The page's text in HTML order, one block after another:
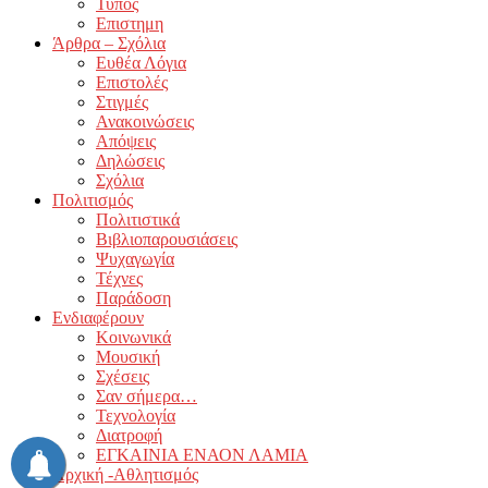
Τύπος
Επιστημη
Άρθρα – Σχόλια
Ευθέα Λόγια
Επιστολές
Στιγμές
Ανακοινώσεις
Απόψεις
Δηλώσεις
Σχόλια
Πολιτισμός
Πολιτιστικά
Βιβλιοπαρουσιάσεις
Ψυχαγωγία
Τέχνες
Παράδοση
Ενδιαφέρουν
Κοινωνικά
Μουσική
Σχέσεις
Σαν σήμερα…
Τεχνολογία
Διατροφή
ΕΓΚΑΙΝΙΑ ΕΝΑΟΝ ΛΑΜΙΑ
Αρχική -Αθλητισμός